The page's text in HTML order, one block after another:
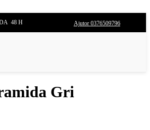
48 H Ajutor 0376509796
Gri